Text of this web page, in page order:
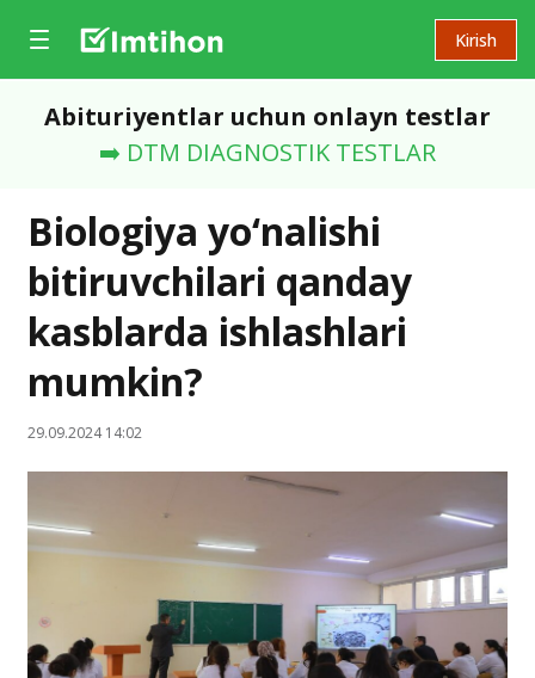
Kirish
Abituriyentlar uchun onlayn testlar
➡️ DTM DIAGNOSTIK TESTLAR
Biologiya yo‘nalishi
bitiruvchilari qanday
kasblarda ishlashlari
mumkin?
29.09.2024 14:02